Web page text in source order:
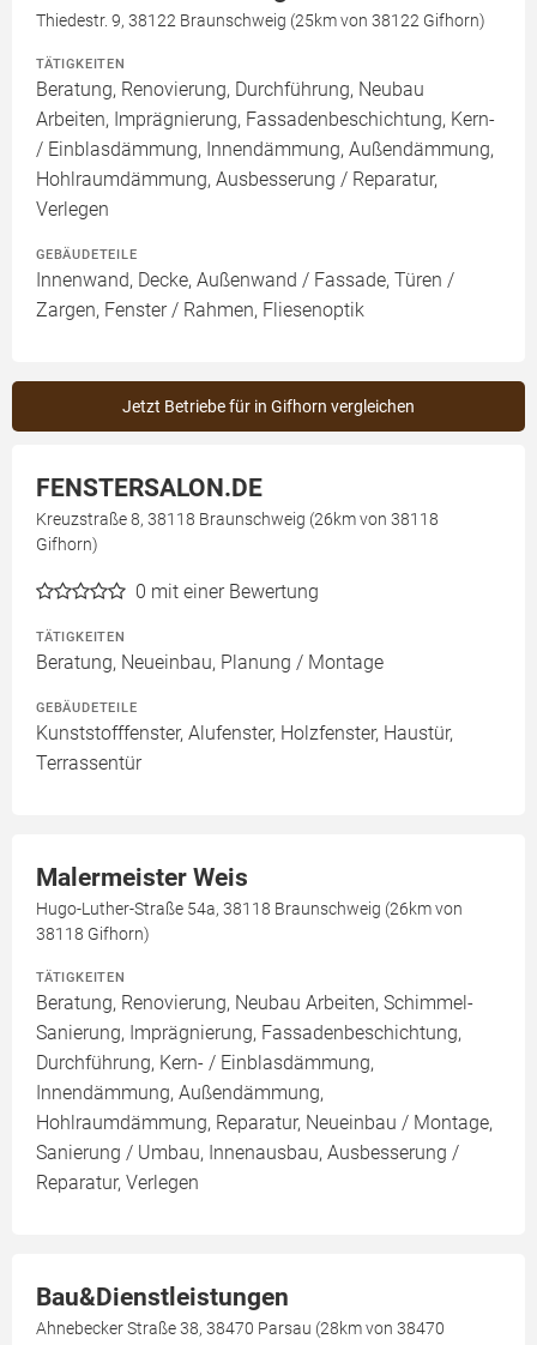
Thiedestr. 9, 38122 Braunschweig (25km von 38122 Gifhorn)
TÄTIGKEITEN
Beratung, Renovierung, Durchführung, Neubau
Arbeiten, Imprägnierung, Fassadenbeschichtung, Kern-
/ Einblasdämmung, Innendämmung, Außendämmung,
Hohlraumdämmung, Ausbesserung / Reparatur,
Verlegen
GEBÄUDETEILE
Innenwand, Decke, Außenwand / Fassade, Türen /
Zargen, Fenster / Rahmen, Fliesenoptik
Jetzt Betriebe für in Gifhorn vergleichen
FENSTERSALON.DE
Kreuzstraße 8, 38118 Braunschweig (26km von 38118
Gifhorn)
0 mit einer Bewertung
TÄTIGKEITEN
Beratung, Neueinbau, Planung / Montage
GEBÄUDETEILE
Kunststofffenster, Alufenster, Holzfenster, Haustür,
Terrassentür
Malermeister Weis
Hugo-Luther-Straße 54a, 38118 Braunschweig (26km von
38118 Gifhorn)
TÄTIGKEITEN
Beratung, Renovierung, Neubau Arbeiten, Schimmel-
Sanierung, Imprägnierung, Fassadenbeschichtung,
Durchführung, Kern- / Einblasdämmung,
Innendämmung, Außendämmung,
Hohlraumdämmung, Reparatur, Neueinbau / Montage,
Sanierung / Umbau, Innenausbau, Ausbesserung /
Reparatur, Verlegen
Bau&Dienstleistungen
Ahnebecker Straße 38, 38470 Parsau (28km von 38470